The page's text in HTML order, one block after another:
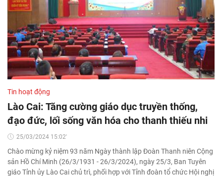
Tin hoạt động
Lào Cai: Tăng cường giáo dục truyền thống,
đạo đức, lối sống văn hóa cho thanh thiếu nhi
25/03/2024 15:02'
Chào mừng kỷ niệm 93 năm Ngày thành lập Đoàn Thanh niên Cộng
sản Hồ Chí Minh (26/3/1931 - 26/3/2024), ngày 25/3, Ban Tuyên
giáo Tỉnh ủy Lào Cai chủ trì, phối hợp với Tỉnh đoàn tổ chức Hội nghị